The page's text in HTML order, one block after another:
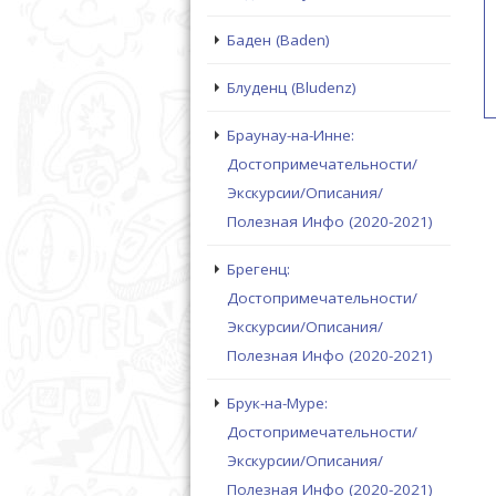
Баден (Baden)
Блуденц (Bludenz)
Браунау-на-Инне:
Достопримечательности/
Экскурсии/Описания/
Полезная Инфо (2020-2021)
Брегенц:
Достопримечательности/
Экскурсии/Описания/
Полезная Инфо (2020-2021)
Брук-на-Муре:
Достопримечательности/
Экскурсии/Описания/
Полезная Инфо (2020-2021)